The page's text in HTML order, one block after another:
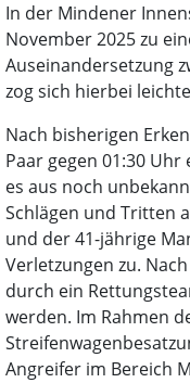
In der Mindener
November 2025 zu
Auseinandersetzung
zog sich hierbei
Nach bisherigen
Paar gegen 01:30
es aus noch
Schlägen und Tritten
und der 41-jährige
Verletzungen zu.
durch ein
werden. Im Rahmen
Angreifer im Bereich